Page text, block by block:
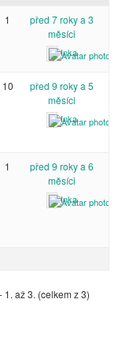
1
před 7 roky a 3
měsíci
Inka
10
před 9 roky a 5
měsíci
Inka
1
před 9 roky a 6
měsíci
Inka
až 3. (celkem z 3)